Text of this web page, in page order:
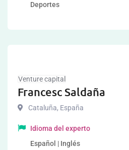
Deportes
Venture capital
Francesc Saldaña
Cataluña, España
Idioma del experto
Español | Inglés